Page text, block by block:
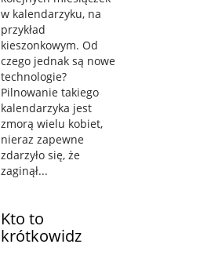
w kalendarzyku, na
przykład
kieszonkowym. Od
czego jednak są nowe
technologie?
Pilnowanie takiego
kalendarzyka jest
zmorą wielu kobiet,
nieraz zapewne
zdarzyło się, że
zaginął...
Kto to
krótkowidz